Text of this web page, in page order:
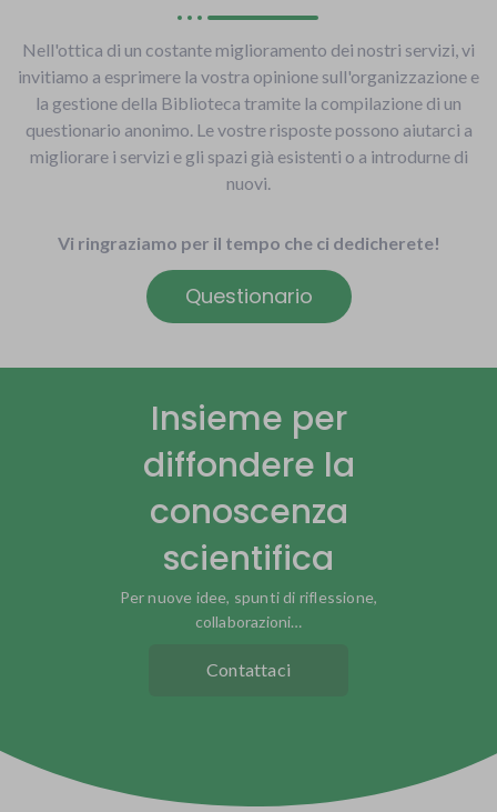
Nell'ottica di un costante miglioramento dei nostri servizi, vi
invitiamo a esprimere la vostra opinione sull'organizzazione e
la gestione della Biblioteca tramite la compilazione di un
questionario anonimo. Le vostre risposte possono aiutarci a
migliorare i servizi e gli spazi già esistenti o a introdurne di
nuovi.
Vi ringraziamo per il tempo che ci dedicherete!
Questionario
Insieme per
diffondere la
conoscenza
scientifica
Per nuove idee, spunti di riflessione,
collaborazioni…
Contattaci